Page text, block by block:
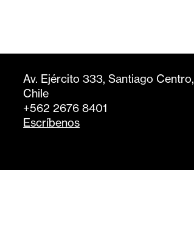
Av. Ejército 333, Santiago Centro,
Chile
+562 2676 8401
Escríbenos